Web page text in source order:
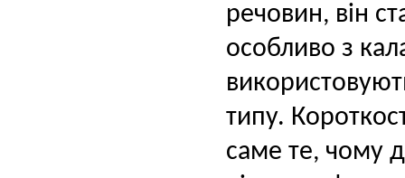
речовин, він
особливо з
типу.
саме те, чому